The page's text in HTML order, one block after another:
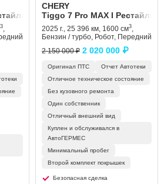
3,
CHERY
Tiggo 7 Pro MAX I Рестайлинг
2025 г., 25 396 км, 1600 см3,
Бензин / турбо, Робот, Передний
2 150 000 ₽ 2 020 000 ₽
Оригинал ПТС
Отчет Автотеки
Отличное техническое состояние
Без кузовного ремонта
Один собственник
Отличный внешний вид
Куплен и обслуживался в
АвтоГЕРМЕС
Минимальный пробег
Второй комплект покрышек
Безопасная сделка